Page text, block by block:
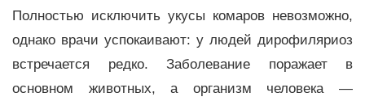
Полностью исключить укусы комаров невозможно,
однако врачи успокаивают: у людей дирофиляриоз
встречается редко. Заболевание поражает в
основном животных, а организм человека —